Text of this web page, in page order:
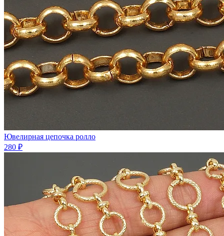
Ювелирная цепочка ролло
280 ₽